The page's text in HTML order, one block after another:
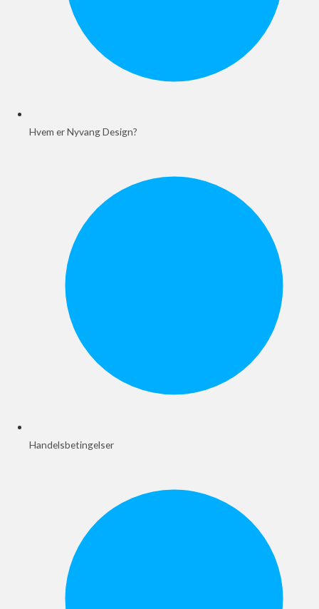
Hvem er Nyvang Design?
Handelsbetingelser